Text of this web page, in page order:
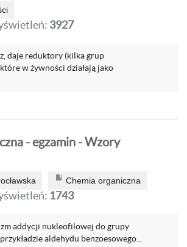
3927
daje reduktory (kilka grup
w żywności działają jako
- egzamin - Wzory
Chemia organiczna
1743
addycji nukleofilowej do grupy
aldehydu benzoesowego...